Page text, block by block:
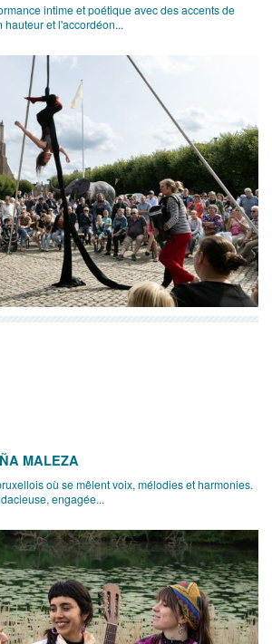
intime et poétique avec des accents de
et l'accordéon...
MALEZA
où se mêlent voix, mélodies et harmonies.
engagée...